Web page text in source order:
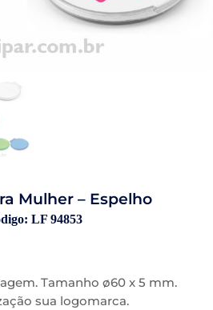
Mulher – Espelho
LF 94853
Tamanho ø60 x 5 mm.
sua logomarca.